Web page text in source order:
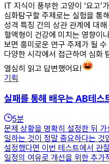
IT 지식이 풍부한 고양이 ‘요고’
심화탐구할 주제로는 실험을 통
성격 특징 간의 상관 관계에 대
혈액형이 건강에 미치는 영향이
보면 흥미로운 연구 주제가 될
다양한 시각에서 접근하여 심화
열심히 읽고 답변했어요!
기획
실패를 통해 배우는 AB테스
5분
문제 상황을 명확히 설정한 뒤
일하는 것이 정말 중요하다는 것
설정했다면 이번 테스트에서 관
일정의 여유로 개선을 위한 추가